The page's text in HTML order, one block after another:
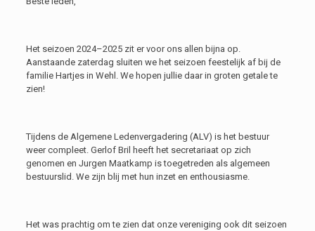
Het seizoen 2024–2025 zit er voor ons allen bijna op.
Aanstaande zaterdag sluiten we het seizoen feestelijk af bij de
familie Hartjes in Wehl. We hopen jullie daar in groten getale te
zien!
Tijdens de Algemene Ledenvergadering (ALV) is het bestuur
weer compleet. Gerlof Bril heeft het secretariaat op zich
genomen en Jurgen Maatkamp is toegetreden als algemeen
bestuurslid. We zijn blij met hun inzet en enthousiasme.
Het was prachtig om te zien dat onze vereniging ook dit seizoen